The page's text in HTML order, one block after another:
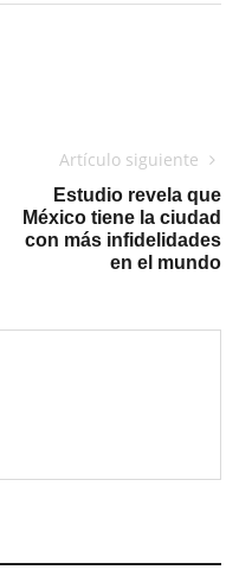
Artículo siguiente
Estudio revela que
México tiene la ciudad
con más infidelidades
en el mundo